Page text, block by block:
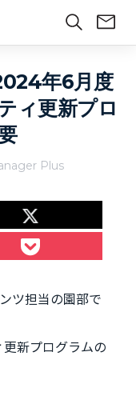
年6月度
ィ更新プロ
Plus
ツ担当の園部で
新プログラムの